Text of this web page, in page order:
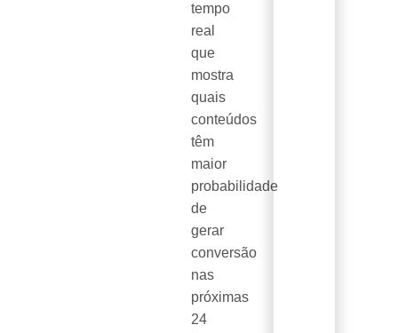
tempo
real
que
mostra
quais
conteúdos
têm
maior
probabilidade
de
gerar
conversão
nas
próximas
24